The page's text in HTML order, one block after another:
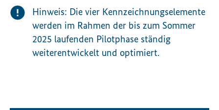
Hinweis: Die vier Kennzeichnungselemente
werden im Rahmen der bis zum Sommer
2025 laufenden Pilotphase ständig
weiterentwickelt und optimiert.